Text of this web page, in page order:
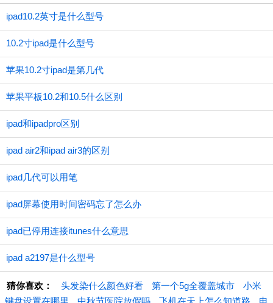
ipad10.2英寸是什么型号
10.2寸ipad是什么型号
苹果10.2寸ipad是第几代
苹果平板10.2和10.5什么区别
ipad和ipadpro区别
ipad air2和ipad air3的区别
ipad几代可以用笔
ipad屏幕使用时间密码忘了怎么办
ipad已停用连接itunes什么意思
ipad a2197是什么型号
猜你喜欢： 头发染什么颜色好看 第一个5g全覆盖城市
小米
键盘设置在哪里
中秋节医院放假吗 飞机在天上怎么知道路 电